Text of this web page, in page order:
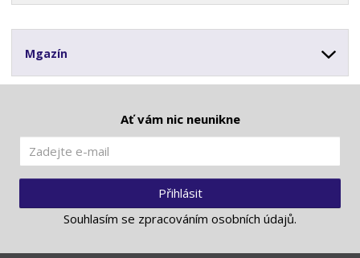
Mgazín
Ať vám nic neunikne
Přihlásit
Souhlasím se zpracováním osobních údajů.